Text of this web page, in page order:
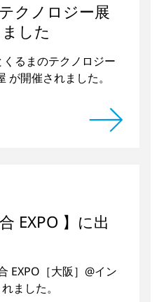
クノロジー展
した
るまのテクノロジー
が開催されました。
EXPO 】に出
EXPO［大阪］@イン
ました。